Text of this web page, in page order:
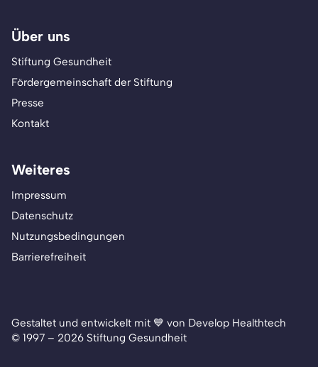
Über uns
Stiftung Gesundheit
Fördergemeinschaft der Stiftung
Presse
Kontakt
Weiteres
Impressum
Datenschutz
Nutzungsbedingungen
Barrierefreiheit
Gestaltet und entwickelt mit 💙 von Develop Healthtech
© 1997 – 2026 Stiftung Gesundheit